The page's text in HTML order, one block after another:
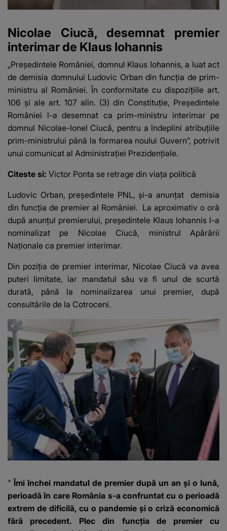
Nicolae Ciucă, desemnat premier
interimar de Klaus Iohannis
„Președintele României, domnul Klaus Iohannis, a luat act
de demisia domnului Ludovic Orban din funcția de prim-
ministru al României. În conformitate cu dispozițiile art.
106 și ale art. 107 alin. (3) din Constituție, Președintele
României l-a desemnat ca prim-ministru interimar pe
domnul Nicolae-Ionel Ciucă, pentru a îndeplini atribuțiile
prim-ministrului până la formarea noului Guvern”, potrivit
unui comunicat al Administrației Prezidențiale.
Citeste si: Victor Ponta se retrage din viața politică
Ludovic Orban, preşedintele PNL, și-a anunțat demisia
din funcţia de premier al României. La aproximativ o oră
după anunțul premierului, președintele Klaus Iohannis l-a
nominalizat pe Nicolae Ciucă, ministrul Apărării
Naționale ca premier interimar.
Din poziția de premier interimar, Nicolae Ciucă va avea
puteri limitate, iar mandatul său va fi unul de scurtă
durată, până la nominalizarea unui premier, după
consultările de la Cotroceni.
"Îmi închei mandatul de premier după un an și o lună,
perioadă în care România s-a confruntat cu o perioadă
extrem de dificilă, cu o pandemie și o criză economică
fără precedent. Plec din funcția de premier cu